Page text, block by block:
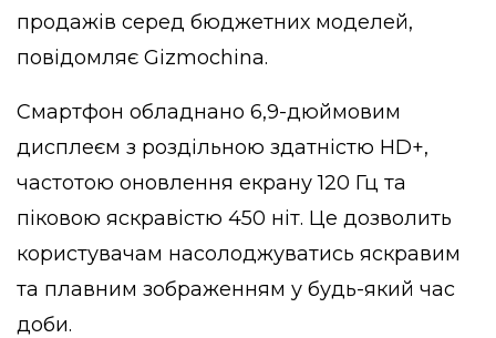
продажів серед бюджетних моделей,
повідомляє Gizmochina.
Смартфон обладнано 6,9-дюймовим
дисплеєм з роздільною здатністю HD+,
частотою оновлення екрану 120 Гц та
піковою яскравістю 450 ніт. Це дозволить
користувачам насолоджуватись яскравим
та плавним зображенням у будь-який час
доби.